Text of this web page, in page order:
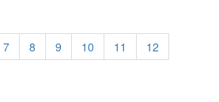
7 8 9 10 11
12